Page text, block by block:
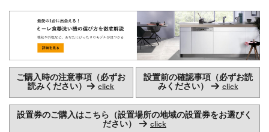
ご購入時の注意事項（必ずお
読みください）→click
設置前の確認事項（必ずお読
みください） → click
設置券のご購入はこちら（設置場所の地域の設置券をお選びく
ださい） → click